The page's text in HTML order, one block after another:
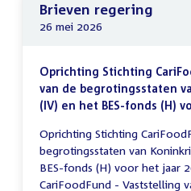
Brieven regering
26 mei 2026
Oprichting Stichting
van de begrotingsstaten
(IV) en het BES-fonds (H)
Oprichting Stichting
begrotingsstaten van
BES-fonds (H) voor het jaar
CariFoodFund - Vaststelling